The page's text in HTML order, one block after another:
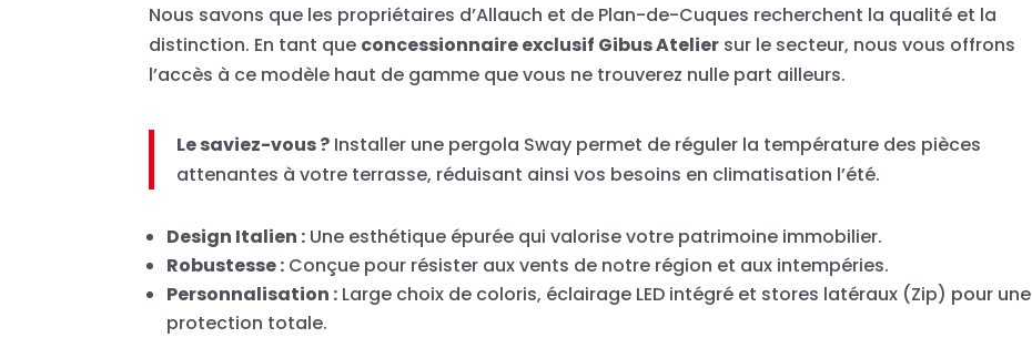
Nous savons que les propriétaires d’Allauch et de Plan-de-Cuques recherchent la qualité et la
distinction. En tant que concessionnaire exclusif Gibus Atelier sur le secteur, nous vous offrons
l’accès à ce modèle haut de gamme que vous ne trouverez nulle part ailleurs.
Le saviez-vous ? Installer une pergola Sway permet de réguler la température des pièces
attenantes à votre terrasse, réduisant ainsi vos besoins en climatisation l’été.
Design Italien : Une esthétique épurée qui valorise votre patrimoine immobilier.
Robustesse : Conçue pour résister aux vents de notre région et aux intempéries.
Personnalisation : Large choix de coloris, éclairage LED intégré et stores latéraux (Zip) pour une
protection totale.